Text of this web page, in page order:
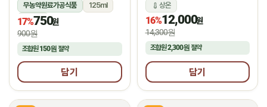
무농약원료가공식품
125ml
상온
17%750원
900원
조합원150원 절약
담기
상온
16%12,000원
14,300원
조합원2,300원절약
담기